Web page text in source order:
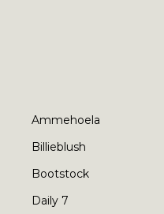
Ammehoela
Billieblush
Bootstock
Daily 7